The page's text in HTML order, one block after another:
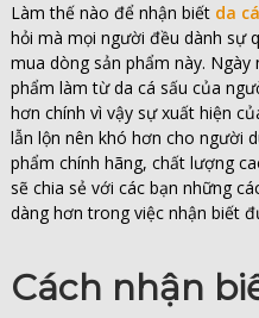
Làm thế nào để nhận biết da
hỏi mà mọi người đều dành sự
mua dòng sản phẩm này. Ngày
phẩm làm từ da cá sấu của
hơn chính vì vậy sự xuất hiện
lẫn lộn nên khó hơn cho người
phẩm chính hãng, chất lượng
sẽ chia sẻ với các bạn những
dàng hơn trong việc nhận biết
Cách nhận